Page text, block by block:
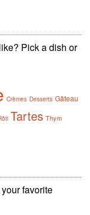
Pick a dish or
Crèmes Desserts Gâteau
Tartes Thym
favorite